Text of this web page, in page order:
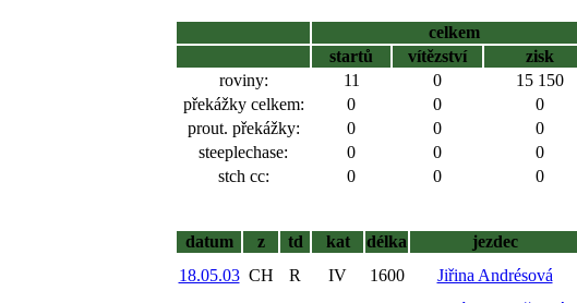
celkem
startů
vítězství zisk
roviny:
11 0 15 150
překážky celkem:
0 0 0
prout. překážky:
0 0 0
steeplechase:
0 0 0
stch cc:
0 0 0
datum
z td kat délka jezdec
18.05.03 CH R IV 1600 Jiřina Andrésová